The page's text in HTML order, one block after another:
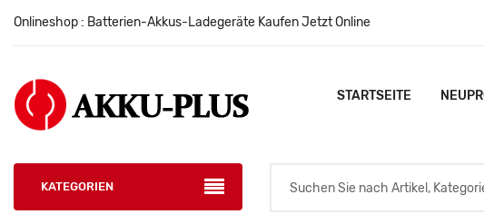
Onlineshop : Batterien-Akkus-Ladegeräte Kaufen Jetzt Online
STARTSEITE
KATEGORIEN